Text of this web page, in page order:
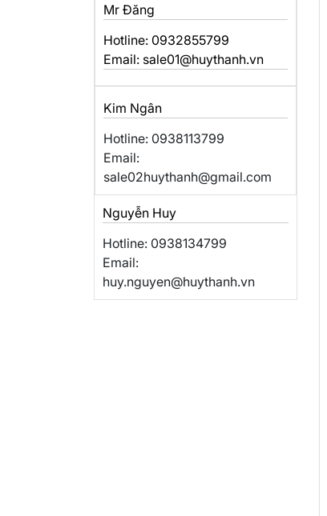
Mr Đăng
Hotline: 0932855799
Email: sale01@huythanh.vn
Kim Ngân
Hotline: 0938113799
Email:
sale02huythanh@gmail.com
Nguyễn Huy
Hotline: 0938134799
Email:
huy.nguyen@huythanh.vn